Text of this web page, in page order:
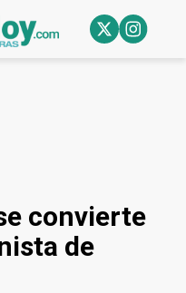
convierte
de